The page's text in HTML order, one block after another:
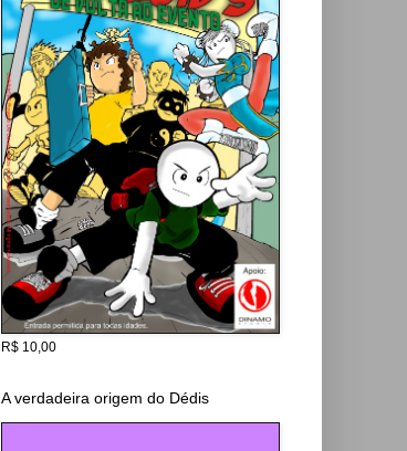
R$ 10,00
A verdadeira origem do Dédis